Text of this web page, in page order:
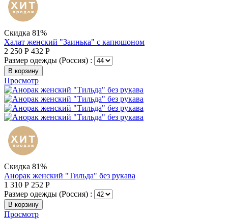
Скидка 81%
Халат женский "Заинька" с капюшоном
2 250 Р 432 Р
Размер одежды (Россия) :
В корзину
Просмотр
Скидка 81%
Анорак женский "Тильда" без рукава
1 310 Р 252 Р
Размер одежды (Россия) :
В корзину
Просмотр